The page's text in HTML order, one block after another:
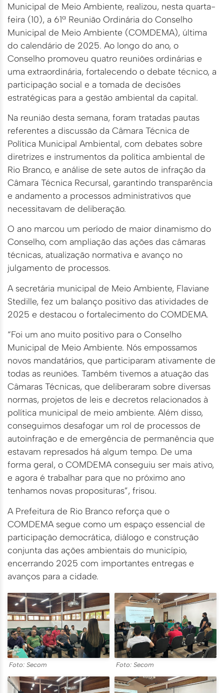
Municipal de Meio Ambiente, realizou, nesta quarta-
feira (10), a 61ª Reunião Ordinária do Conselho
Municipal de Meio Ambiente (COMDEMA), última
do calendário de 2025. Ao longo do ano, o
Conselho promoveu quatro reuniões ordinárias e
uma extraordinária, fortalecendo o debate técnico, a
participação social e a tomada de decisões
estratégicas para a gestão ambiental da capital.
Na reunião desta semana, foram tratadas pautas
referentes a discussão da Câmara Técnica de
Política Municipal Ambiental, com debates sobre
diretrizes e instrumentos da política ambiental de
Rio Branco, e análise de sete autos de infração da
Câmara Técnica Recursal, garantindo transparência
e andamento a processos administrativos que
necessitavam de deliberação.
O ano marcou um período de maior dinamismo do
Conselho, com ampliação das ações das câmaras
técnicas, atualização normativa e avanço no
julgamento de processos.
A secretária municipal de Meio Ambiente, Flaviane
Stedille, fez um balanço positivo das atividades de
2025 e destacou o fortalecimento do COMDEMA.
“Foi um ano muito positivo para o Conselho
Municipal de Meio Ambiente. Nós empossamos
novos mandatários, que participaram ativamente de
todas as reuniões. Também tivemos a atuação das
Câmaras Técnicas, que deliberaram sobre diversas
normas, projetos de leis e decretos relacionados à
política municipal de meio ambiente. Além disso,
conseguimos desafogar um rol de processos de
autoinfração e de emergência de permanência que
estavam represados há algum tempo. De uma
forma geral, o COMDEMA conseguiu ser mais ativo,
e agora é trabalhar para que no próximo ano
tenhamos novas proposituras”, frisou.
A Prefeitura de Rio Branco reforça que o
COMDEMA segue como um espaço essencial de
participação democrática, diálogo e construção
conjunta das ações ambientais do município,
encerrando 2025 com importantes entregas e
avanços para a cidade.
Foto: Secom Foto: Secom